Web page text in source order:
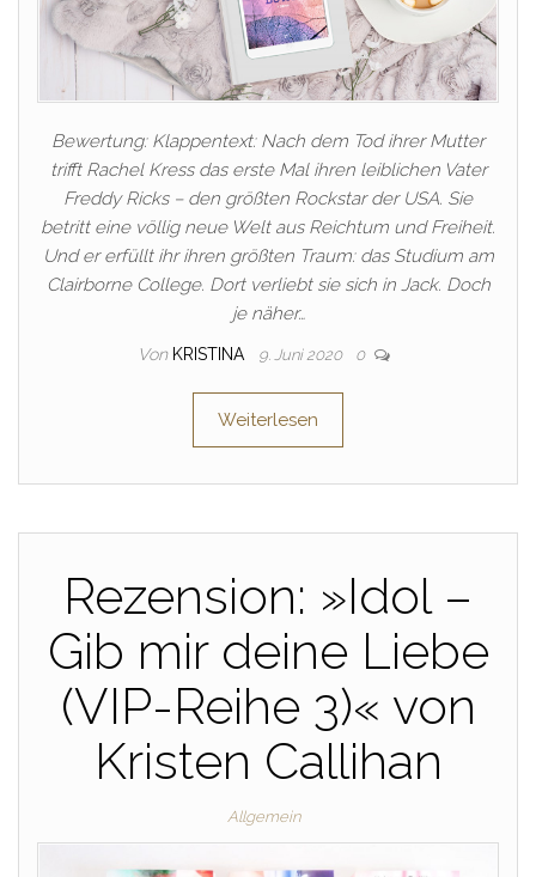
Bewertung: Klappentext: Nach dem Tod ihrer Mutter
trifft Rachel Kress das erste Mal ihren leiblichen Vater
Freddy Ricks – den größten Rockstar der USA. Sie
betritt eine völlig neue Welt aus Reichtum und Freiheit.
Und er erfüllt ihr ihren größten Traum: das Studium am
Clairborne College. Dort verliebt sie sich in Jack. Doch
je näher…
Von KRISTINA 9. Juni 2020 0
Weiterlesen
Rezension: »Idol –
Gib mir deine Liebe
(VIP-Reihe 3)« von
Kristen Callihan
Allgemein